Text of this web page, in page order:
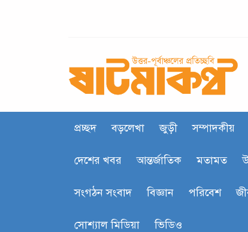
প্রচ্ছদ বড়লেখা জুড়ী সম্পাদকীয়
দেশের খবর আন্তর্জাতিক মতামত
সংগঠন সংবাদ বিজ্ঞান পরিবেশ
সোশ্যাল মিডিয়া ভিডিও